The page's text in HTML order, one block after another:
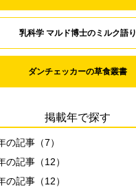
乳科学 マルド博士のミルク語り
ダンチェッカーの草食叢書
掲載年で探す
の記事（7）
の記事（12）
の記事（12）